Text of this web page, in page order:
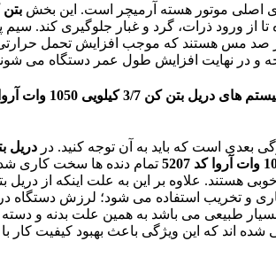
اصلی موتور هسته آرمیچر است. این بخش
تا از ورود ذرات، گرد و غبار جلوگیری کند. سیم
صد مس هستند که موجب افزایش تحمل
دنده ها و سیستم های دریل بتن کن 3/7
بعدی است که باید به آن توجه کنید. در دریل
تمام دنده ها سخت کاری
هستند. علاوه بر این به علت اینکه از دریل
و تخریب استفاده می شود؛ لرزش دستگاه
طبیعی می باشد به همین علت بدنه و دسته
اند که این ویژگی باعث بهبود کیفیت کار با